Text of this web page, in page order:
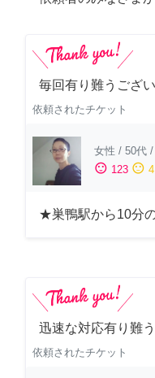
毎回有り難うござい
依頼されたチケット
女性 / 50代 /
sentiment_satisfied 123 sentiment_neutral 4
★巣鴨駅から10分
迅速な対応有り難
依頼されたチケット